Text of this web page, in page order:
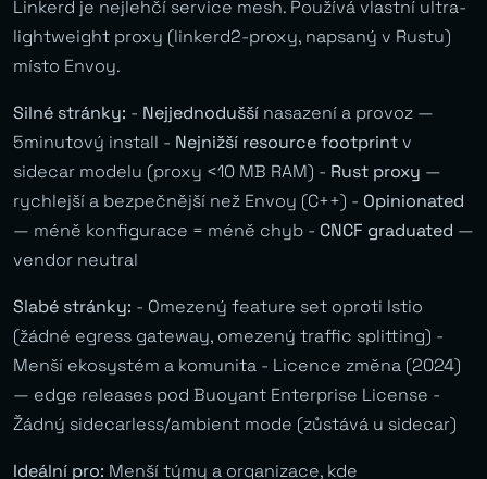
Linkerd je nejlehčí service mesh. Používá vlastní ultra-
lightweight proxy (linkerd2-proxy, napsaný v Rustu)
místo Envoy.
Silné stránky: - Nejjednodušší nasazení a provoz —
5minutový install - Nejnižší resource footprintv
sidecar modelu (proxy <10 MB RAM) - Rust proxy —
rychlejší a bezpečnější než Envoy (C++) - Opinionated
— méně konfigurace = méně chyb - CNCF graduated —
vendor neutral
Slabé stránky: - Omezený feature set oproti Istio
(žádné egress gateway, omezený traffic splitting) -
Menší ekosystém a komunita - Licence změna (2024)
— edge releases pod Buoyant Enterprise License -
Žádný sidecarless/ambient mode (zůstává u sidecar)
Ideální pro: Menší týmy a organizace, kde